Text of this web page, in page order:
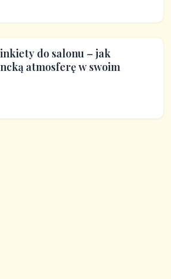
do salonu – jak
atmosferę w swoim